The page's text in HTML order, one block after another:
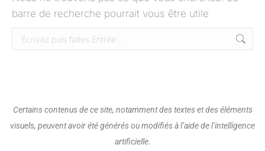
barre de recherche pourrait vous être utile
Certains contenus de ce site, notamment des textes et des éléments
visuels, peuvent avoir été générés ou modifiés à l’aide de l’intelligence
artificielle.